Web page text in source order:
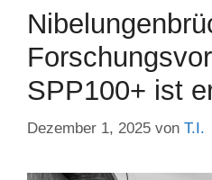
SPP100+ ist
Dezember 1, 2025 von T.I.